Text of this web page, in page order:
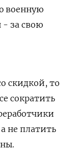
военную
- за свою
скидкой, то
сократить
не платить